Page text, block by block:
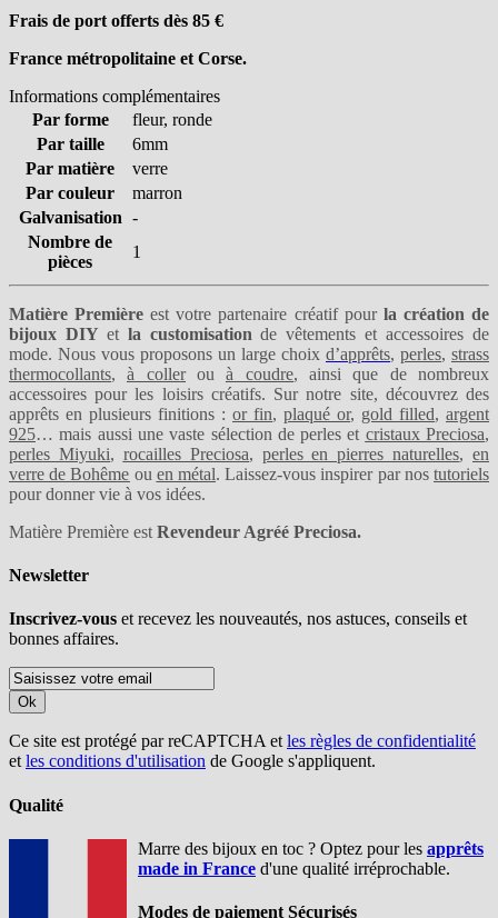
Frais de port offerts dès 85 €
France métropolitaine et Corse.
Informations complémentaires
Par forme
fleur, ronde
Par taille
6mm
Par matière
verre
Par couleur
marron
Galvanisation -
Nombre de
pièces
1
Matière Première est votre partenaire créatif pourla création de
bijoux DIY etla customisation de vêtements et accessoires de
mode. Nous vous proposons un large choix d’apprêts, perles, strass
thermocollants,à collerouà coudre, ainsi que de nombreux
accessoires pour les loisirs créatifs. Sur notre site, découvrez des
apprêts en plusieurs finitions : or fin, plaqué or, gold filled, argent
925… mais aussi une vaste sélection de perles et cristaux Preciosa,
perles Miyuki, rocailles Preciosa, perles en pierres naturelles, en
verre de Bohême ou en métal. Laissez-vous inspirer par nostutoriels
pour donner vie à vos idées.
Matière Première est Revendeur Agréé Preciosa.
Newsletter
Inscrivez-vous et recevez les nouveautés, nos astuces, conseils et
bonnes affaires.
Ok
Ce site est protégé par reCAPTCHA etles règles de confidentialité
etles conditions d'utilisation de Google s'appliquent.
Qualité
Marre des bijoux en toc ? Optez pour les apprêts
made in France d'une qualité irréprochable.
Modes de paiement Sécurisés